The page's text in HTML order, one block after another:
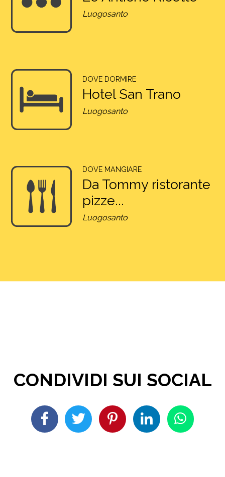
Luogosanto
DOVE DORMIRE
Hotel San Trano
Luogosanto
DOVE MANGIARE
Da Tommy ristorante
pizze...
Luogosanto
CONDIVIDI SUI SOCIAL